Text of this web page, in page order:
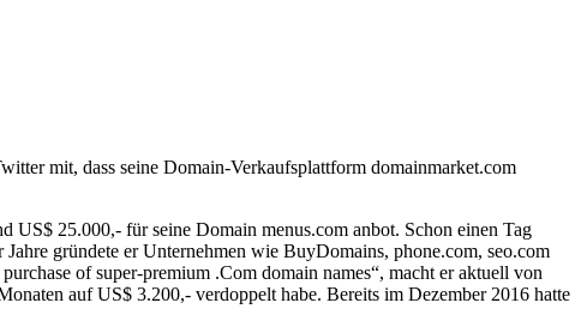
mit, dass seine Domain-Verkaufsplattform domainmarket.com
US$ 25.000,- für seine Domain menus.com anbot. Schon einen Tag
gründete er Unternehmen wie BuyDomains, phone.com, seo.com
of super-premium .Com domain names“, macht er aktuell von
auf US$ 3.200,- verdoppelt habe. Bereits im Dezember 2016 hatte